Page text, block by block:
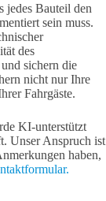
jedes Bauteil den
sein muss.
des
sichern die
nicht nur Ihre
Fahrgäste.
KI-unterstützt
Unser Anspruch ist
haben,